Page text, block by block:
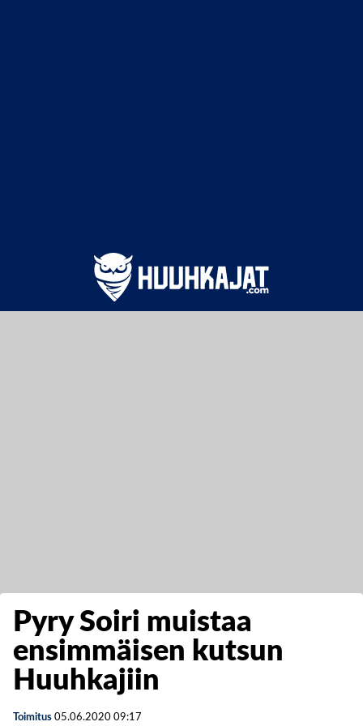
Pyry Soiri muistaa
ensimmäisen kutsun
Huuhkajiin
Toimitus 05.06.2020 09:17